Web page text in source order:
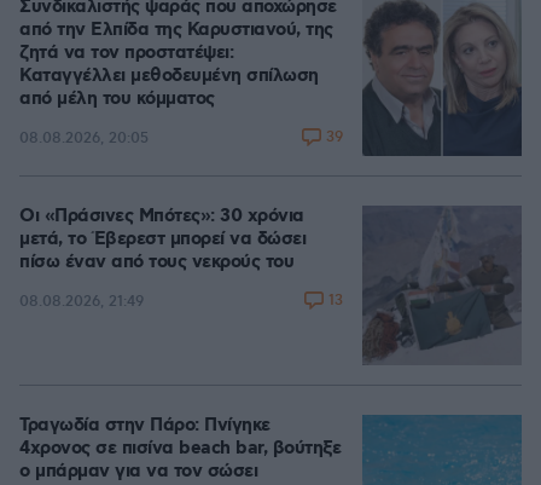
Συνδικαλιστής ψαράς που αποχώρησε
από την Ελπίδα της Καρυστιανού, της
ζητά να τον προστατέψει:
Καταγγέλλει μεθοδευμένη σπίλωση
από μέλη του κόμματος
08.08.2026, 20:05 39
Οι «Πράσινες Μπότες»: 30 χρόνια
μετά, το Έβερεστ μπορεί να δώσει
πίσω έναν από τους νεκρούς του
08.08.2026, 21:49 13
Τραγωδία στην Πάρο: Πνίγηκε
4χρονος σε πισίνα beach bar, βούτηξε
ο μπάρμαν για να τον σώσει